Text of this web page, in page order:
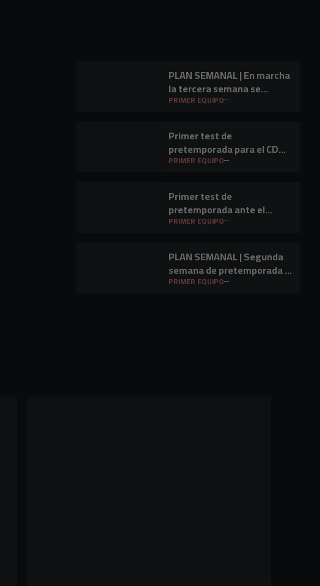
PLAN SEMANAL | En marcha
la tercera semana se
preparación
PRIMER EQUIPO
Primer test de
pretemporada para el CD
Mirandés en Lasesarre
PRIMER EQUIPO
Primer test de
pretemporada ante el
Barakaldo CF
PRIMER EQUIPO
PLAN SEMANAL | Segunda
semana de pretemporada y
primer amistoso a la vista
PRIMER EQUIPO